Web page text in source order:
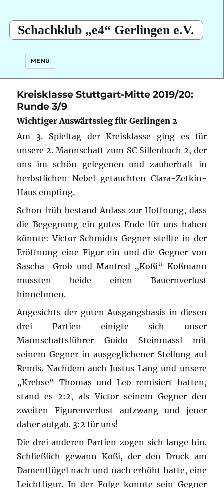
Schachklub „e4“ Gerlingen e.V.
MENÜ
Kreisklasse Stuttgart-Mitte 2019/20:
Runde 3/9
Wichtiger Auswärtssieg für Gerlingen 2
Am 3. Spieltag der Kreisklasse ging es für
unsere 2. Mannschaft zum SC Sillenbuch 2, der
uns im schön gelegenen und zauberhaft in
herbstlichen Nebel getauchten Clara-Zetkin-
Haus empfing.
Schon früh bestand Anlass zur Hoffnung, dass
die Begegnung ein gutes Ende für uns haben
könnte: Victor Schmidts Gegner stellte in der
Eröffnung eine Figur ein und die Gegner von
Sascha Grob und Manfred „Koßi“ Koßmann
mussten beide einen Bauernverlust
hinnehmen.
Angesichts der guten Ausgangsbasis in diesen
drei Partien einigte sich unser
Mannschaftsführer Guido Steinmassl mit
seinem Gegner in ausgeglichener Stellung auf
Remis. Nachdem auch Justus Lang und unsere
„Krebse“ Thomas und Leo remisiert hatten,
stand es 2:2, als Victor seinem Gegner den
zweiten Figurenverlust aufzwang und jener
daher aufgab. 3:2 für uns!
Die drei anderen Partien zogen sich lange hin.
Schließlich gewann Koßi, der den Druck am
Damenflügel nach und nach erhöht hatte, eine
Leichtfigur. In der Folge konnte sein Gegner